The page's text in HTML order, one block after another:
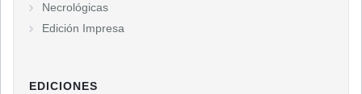
Necrológicas
Edición Impresa
EDICIONES